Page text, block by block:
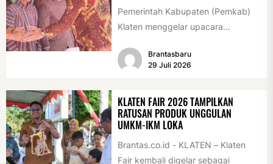
Pemerintah Kabupaten (Pemkab)
Klaten menggelar upacara
di Alun-alun Klaten, Selasa
(28/7/2026)....
Brantasbaru
29 Juli 2026
KLATEN FAIR 2026 TAMPILKAN
RATUSAN PRODUK UNGGULAN
UMKM-IKM LOKA
Brantas.co.id - KLATEN – Klaten
Fair kembali digelar sebagai